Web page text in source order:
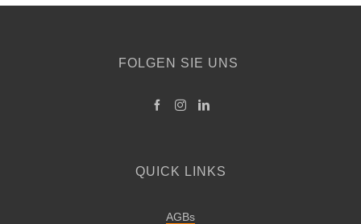
FOLGEN SIE UNS
QUICK LINKS
AGBs